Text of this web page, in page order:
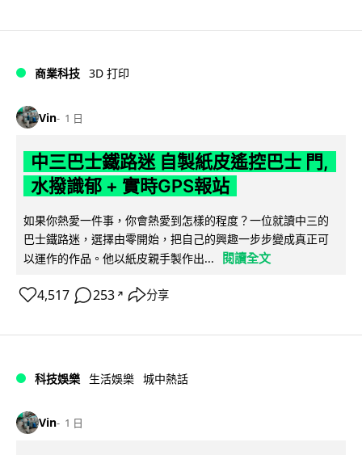
商業科技 3D 打印
Vin 1 日
中三巴士鐵路迷 自製紙皮遙控巴士 門,
水撥識郁 + 實時GPS報站
如果你熱愛一件事，你會熱愛到怎樣的程度？一位就讀中三的
巴士鐵路迷，選擇由零開始，把自己的興趣一步步變成真正可
以運作的作品。他以紙皮親手製作出...
閱讀全文
4,517 253 ↗ 分享
科技娛樂 生活娛樂 城中熱話
Vin 1 日